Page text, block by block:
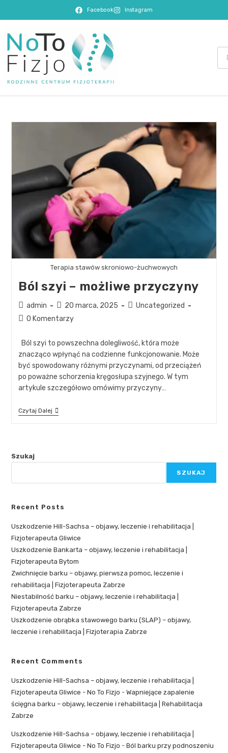
Facebook Instagram
Terapia stawów skroniowo-żuchwowych
Ból szyi – możliwe przyczyny
admin 20 marca, 2025
Uncategorized
0 Komentarzy
Ból szyi to powszechna dolegliwość, która może
znacząco wpłynąć na codzienne funkcjonowanie. Może
być spowodowany różnymi przyczynami, od przeciążeń
po poważne schorzenia kręgosłupa szyjnego. W tym
artykule szczegółowo omówimy przyczyny…
Czytaj Dalej
Szukaj
SZUKAJ
Recent Posts
Uszkodzenie Hill-Sachsa – objawy, leczenie i rehabilitacja |
Fizjoterapeuta Gliwice
Uszkodzenie Bankarta – objawy, leczenie i rehabilitacja |
Fizjoterapeuta Bytom
Zwichnięcie barku – objawy, pierwsza pomoc, leczenie i
rehabilitacja | Fizjoterapeuta Zabrze
Niestabilność barku – objawy, leczenie i rehabilitacja |
Fizjoterapeuta Zabrze
Uszkodzenie obrąbka stawowego barku (SLAP) – objawy,
leczenie i rehabilitacja | Fizjoterapia Zabrze
Recent Comments
Uszkodzenie Hill-Sachsa – objawy, leczenie i rehabilitacja |
Fizjoterapeuta Gliwice - No To Fizjo -Wapniejące zapalenie
ścięgna barku – objawy, leczenie i rehabilitacja | Rehabilitacja
Zabrze
Uszkodzenie Hill-Sachsa – objawy, leczenie i rehabilitacja |
Fizjoterapeuta Gliwice - No To Fizjo -Ból barku przy podnoszeniu